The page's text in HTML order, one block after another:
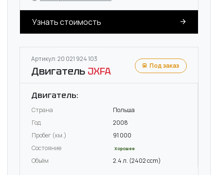
Узнать стоимость
Артикул: 20 021 924 103
Двигатель JXFA Под заказ
Двигатель:
Страна
Польша
Год
2008
Пробег (км.)
91 000
Состояние
Хорошее
Объём 2.4 л. (2402 ccm)